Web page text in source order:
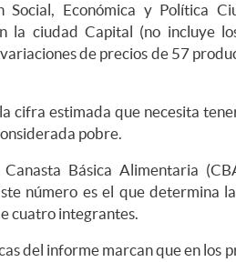
Social, Económica y Política
la ciudad Capital (no incluye
de precios de 57
cifra estimada que necesita
pobre.
Básica Alimentaria
número es el que determina
cuatro integrantes.
del informe marcan que en los